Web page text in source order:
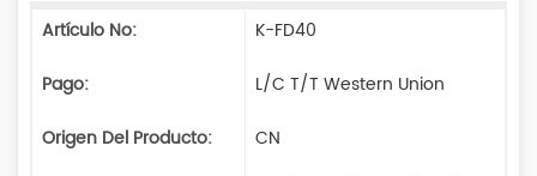
Artículo No:
K-FD40
Pago:
L/C T/T Western Union
Origen Del Producto:
CN